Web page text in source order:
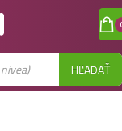
HĽADAŤ